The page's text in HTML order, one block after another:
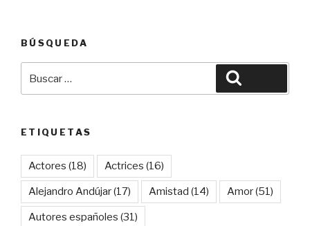
BÚSQUEDA
por:
ETIQUETAS
Actores (18) Actrices (16)
Alejandro Andújar(17) Amistad (14) Amor(51)
Autores españoles (31)